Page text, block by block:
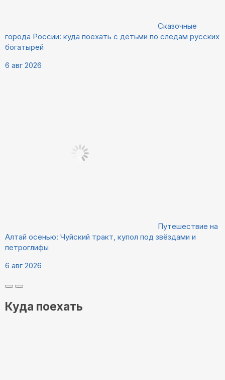
Сказочные
города России: куда поехать с детьми по следам русских
богатырей
6 авг 2026
Путешествие на
Алтай осенью: Чуйский тракт, купол под звёздами и
петроглифы
6 авг 2026
Куда поехать